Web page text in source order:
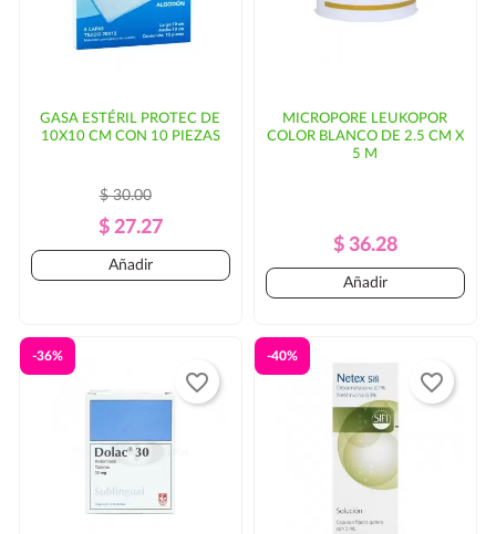
GASA ESTÉRIL PROTEC DE
10X10 CM CON 10 PIEZAS
Precio
Regular
$ 30.00
Precio
$ 27.27
Añadir
MICROPORE LEUKOPOR
COLOR BLANCO DE 2.5 CM X
5 M
Precio
Regular
Precio
$ 36.28
Añadir
-36%
favorite_border
-40%
favorite_border